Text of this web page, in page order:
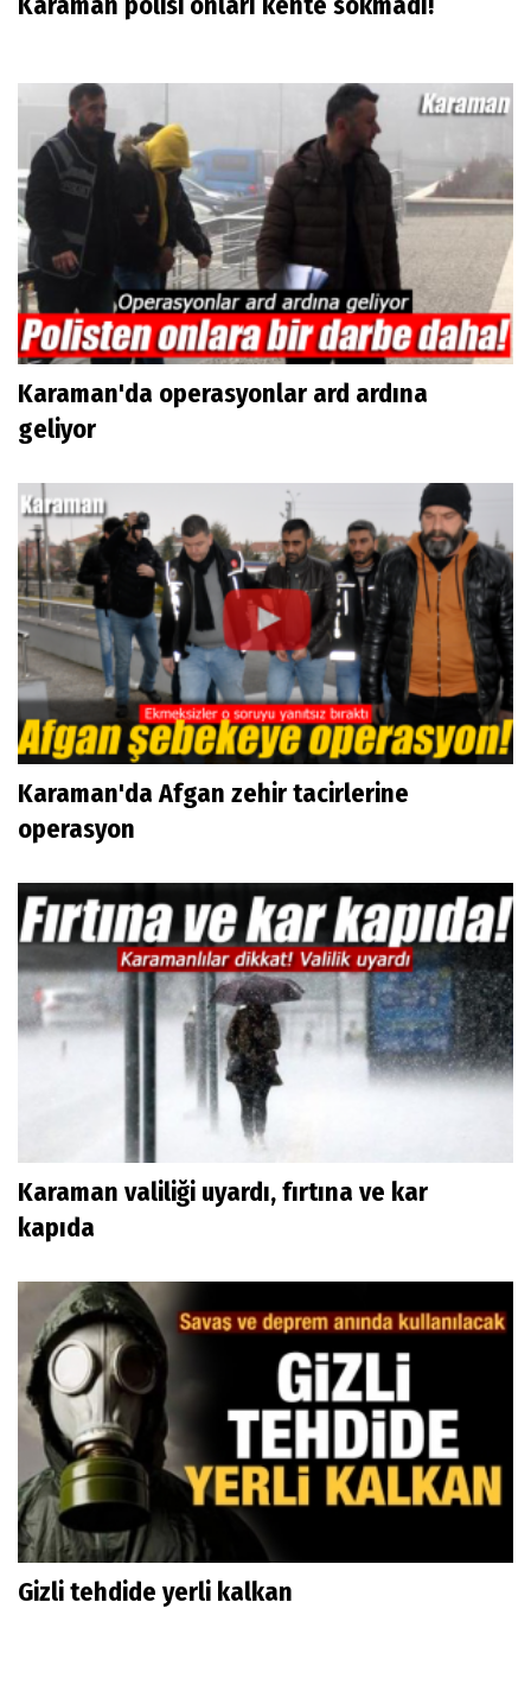
Karaman'da operasyonlar ard ardına
geliyor
Karaman'da Afgan zehir tacirlerine
operasyon
Karaman valiliği uyardı, fırtına ve kar
kapıda
Gizli tehdide yerli kalkan